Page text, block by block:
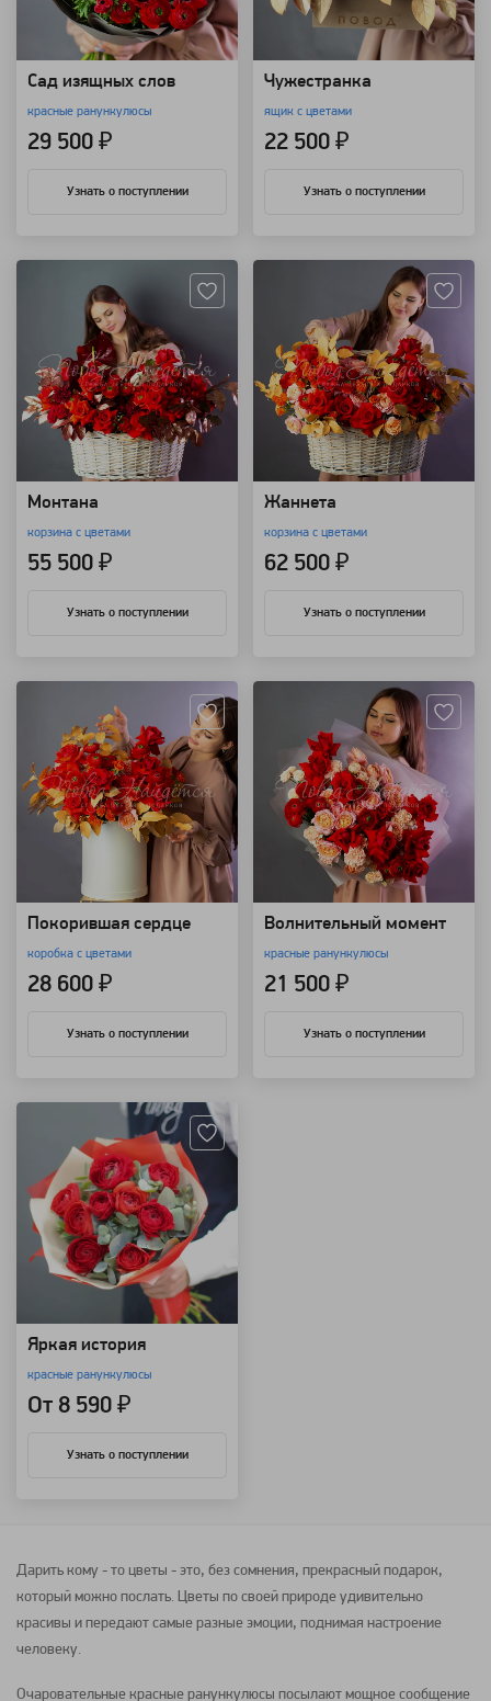
Сад изящных слов
красные ранункулюсы
29 500 ₽
Узнать о поступлении
Чужестранка
ящик с цветами
22 500 ₽
Узнать о поступлении
Монтана
корзина с цветами
55 500 ₽
Узнать о поступлении
Жаннета
корзина с цветами
62 500 ₽
Узнать о поступлении
Покорившая сердце
коробка с цветами
28 600 ₽
Узнать о поступлении
Волнительный момент
красные ранункулюсы
21 500 ₽
Узнать о поступлении
Яркая история
красные ранункулюсы
От 8 590 ₽
Узнать о поступлении
Дарить кому - то цветы - это, без сомнения, прекрасный подарок,
который можно послать. Цветы по своей природе удивительно
красивы и передают самые разные эмоции, поднимая настроение
человеку.
Очаровательные красные ранункулюсы посылают мощное сообщение